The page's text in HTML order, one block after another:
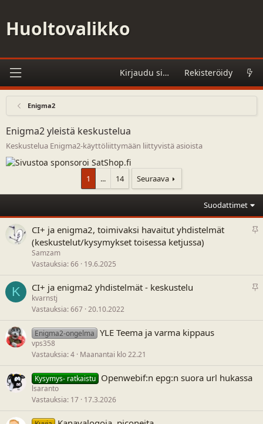
Huoltovalikko
Kirjaudu sisään Rekisteröidy
Enigma2
Enigma2 yleistä keskustelua
Keskustelua Enigma2-käyttöliittymään liittyvistä asioista
1 ... 14 Seuraava
Suodattimet
P
v
ä
CI+ ja enigma2, toimivaksi havaitut yhdistelmät
(keskustelut/kysymykset toisessa ketjussa)
Samzam
Vastauksia 66 19.6.2025
K
P
y
CI+ ja enigma2 yhdistelmät - keskustelu
kvarnstj
Vastauksia 667 20.10.2022
Enigma2-ongelma YLE Teema ja varma kippaus
vps358
Vastauksia 4 Maanantai klo 22.21
Kysymys- ratkaistu Openwebif:n epg:n suora url hukassa
lsaranto
Vastauksia 17 17.3.2026